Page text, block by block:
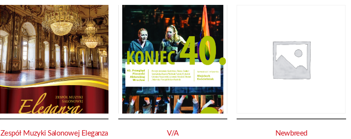
Zespół Muzyki Salonowej Eleganza V/A Newbreed